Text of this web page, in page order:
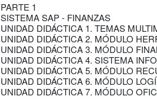
PARTE 1
SISTEMA SAP - FINANZAS
UNIDAD DIDÁCTICA 1. TEMAS
UNIDAD DIDÁCTICA 2. MÓDULO
UNIDAD DIDÁCTICA 3. MÓDULO
UNIDAD DIDÁCTICA 4. SISTEMA INFO
UNIDAD DIDÁCTICA 5. MÓDULO
UNIDAD DIDÁCTICA 6. MÓDULO
UNIDAD DIDÁCTICA 7. MÓDULO